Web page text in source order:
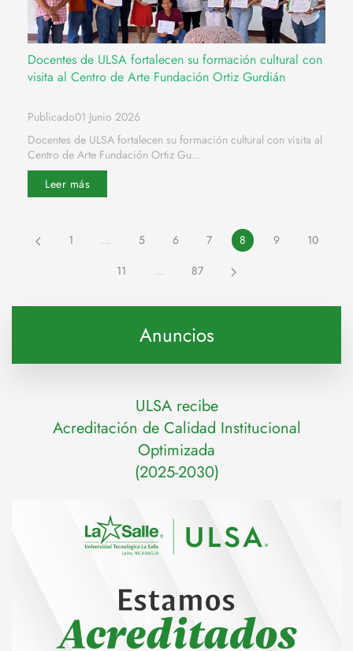
Docentes de ULSA fortalecen su formación cultural con
visita al Centro de Arte Fundación Ortiz Gurdián
Publicado01 Junio 2026
Docentes de ULSA fortalecen su formación cultural con visita al
Centro de Arte Fundación Ortiz Gu...
Leer más
1 … 5 6 7 8 9
10
11
… 87
Anuncios
ULSA recibe
Acreditación de Calidad Institucional
Optimizada
(2025-2030)